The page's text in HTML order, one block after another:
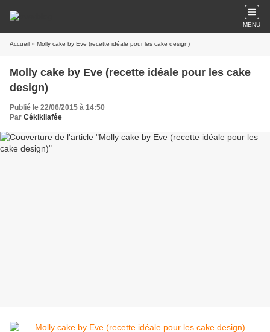
MENU
Accueil » Molly cake by Eve (recette idéale pour les cake design)
Molly cake by Eve (recette idéale pour les cake
design)
Publié le 22/06/2015 à 14:50
Par Cékikilafée